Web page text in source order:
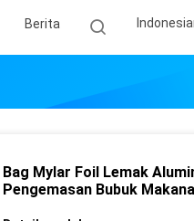
Berita
Bag Mylar Foil Lemak
Pengemasan Bubuk